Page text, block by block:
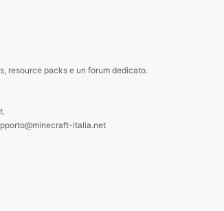
resource packs e un forum dedicato.
italia.net